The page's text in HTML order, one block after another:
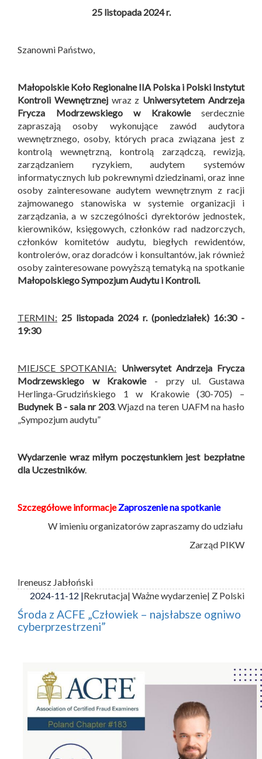
25 listopada 2024 r.
Szanowni Państwo,
Małopolskie Koło Regionalne IIA Polska i Polski Instytut
Kontroli Wewnętrznejwraz z Uniwersytetem Andrzeja
Frycza Modrzewskiego w Krakowieserdecznie
zapraszają osoby wykonujące zawód audytora
wewnętrznego, osoby, których praca związana jest z
kontrolą wewnętrzną, kontrolą zarządczą, rewizją,
zarządzaniem ryzykiem, audytem systemów
informatycznych lub pokrewnymi dziedzinami, oraz inne
osoby zainteresowane audytem wewnętrznym z racji
zajmowanego stanowiska w systemie organizacji i
zarządzania, a w szczególności dyrektorów jednostek,
kierowników, księgowych, członków rad nadzorczych,
członków komitetów audytu, biegłych rewidentów,
kontrolerów, oraz doradców i konsultantów, jak również
osoby zainteresowane powyższą tematyką na spotkanie
Małopolskiego Sympozjum Audytu i Kontroli.
TERMIN: 25 listopada 2024 r. (poniedziałek) 16:30 -
19:30
MIEJSCE SPOTKANIA: Uniwersytet Andrzeja Frycza
Modrzewskiego w Krakowie- przy ul. Gustawa
Herlinga-Grudzińskiego 1 w Krakowie (30-705) –
Budynek B - sala nr 203. Wjazd na teren UAFM na hasło
„Sympozjum audytu”
Wydarzenie wraz miłym poczęstunkiem jest bezpłatne
dla Uczestników.
Szczegółowe informacje Zaproszenie na spotkanie
W imieniu organizatorów zapraszamy do udziału
Zarząd PIKW
Ireneusz Jabłoński
2024-11-12 |Rekrutacja| Ważne wydarzenie| Z Polski
Środa z ACFE „Człowiek – najsłabsze ogniwo
cyberprzestrzeni”